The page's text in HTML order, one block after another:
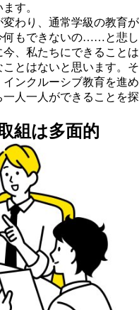
す。
わり、通常学級の教育が
何もできないの……と悲し
、私たちにできることは
とはないと思います。そ
ンクルーシブ教育を進め
人一人ができることを探
組は多面的